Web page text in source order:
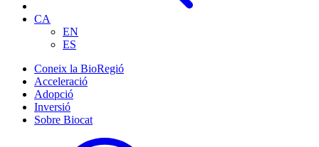
CA
EN
ES
Coneix la BioRegió
Acceleració
Adopció
Inversió
Sobre Biocat